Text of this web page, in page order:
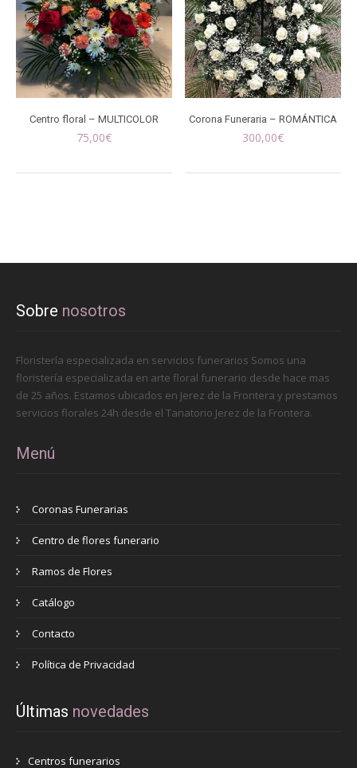
Centro floral – MULTICOLOR
75,00€
Corona Funeraria – ROMÁNTICA
300,00€
Sobre nosotros
Floristería especializada en servicios funerarios Somos una
floristería especializada en arte floral funerario desde hace mas
de 25 años. Estamos ubicados en Jerez de la Frontera y prestamos
servicios florales 24h desde el Tanatorio Jerez de la Frontera.
Menú
Coronas Funerarias
Centro de flores funerario
Ramos de Flores
Catálogo
Contacto
Política de Privacidad
Últimas novedades
Centros funerarios